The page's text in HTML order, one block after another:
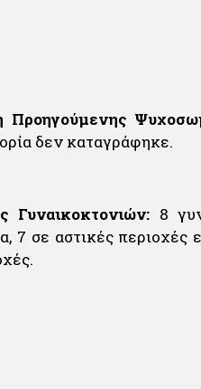
Προηγούμενης
δεν καταγράφηκε.
Γυναικοκτονιών: 8
7 σε αστικές